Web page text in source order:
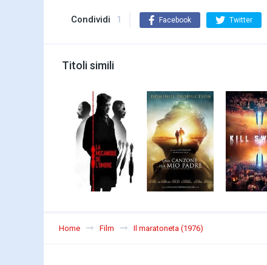
Condividi 1 Facebook Twitter
Titoli simili
Home Film Il maratoneta (1976)